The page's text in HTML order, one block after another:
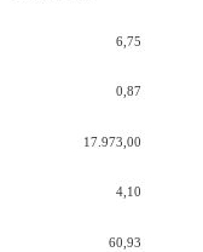
6,75
0,87
17.973,00
4,10
60,93